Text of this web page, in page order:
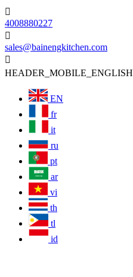

4008880227

sales@bainengkitchen.com

HEADER_MOBILE_ENGLISH
EN
fr
it
ru
pt
ar
vi
th
tl
id